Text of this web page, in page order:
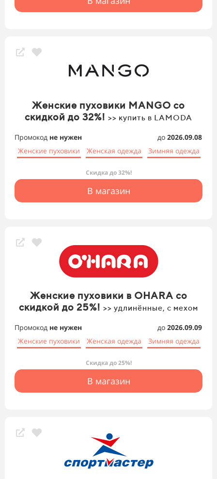
Женские пуховики MANGO со
скидкой до 32%! >> купить в LAMODA
Промокод не нужен до 2026.09.08
Женские пуховики
Женская одежда Зимняя одежда
Скидка до 32%!
В магазин
Женские пуховики в OHARA со
скидкой до 25%! >> удлинённые, с мехом
Промокод не нужен до 2026.09.09
Женские пуховики
Женская одежда Зимняя одежда
Скидка до 25%!
В магазин